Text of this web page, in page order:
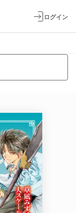
ログイン